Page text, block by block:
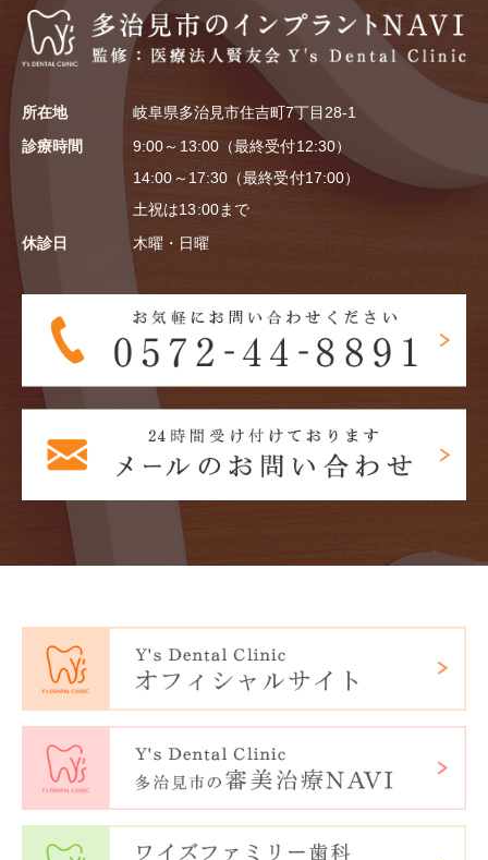
所在地
岐阜県多治見市住吉町7丁目28-1
診療時間
9:00～13:00（最終受付12:30）
14:00～17:30（最終受付17:00）
土祝は13:00まで
休診日
木曜・日曜